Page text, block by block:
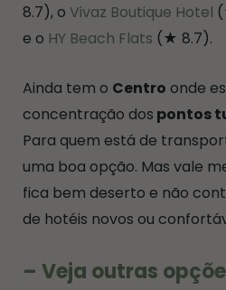
8.7), o Vivaz Boutique Hotel
e o HY Beach Flats (★ 8.7).
Ainda tem o Centro onde
concentração dos pontos
Para quem está de
uma boa opção. Mas vale
fica bem deserto e não
de hotéis novos ou
– Veja outras